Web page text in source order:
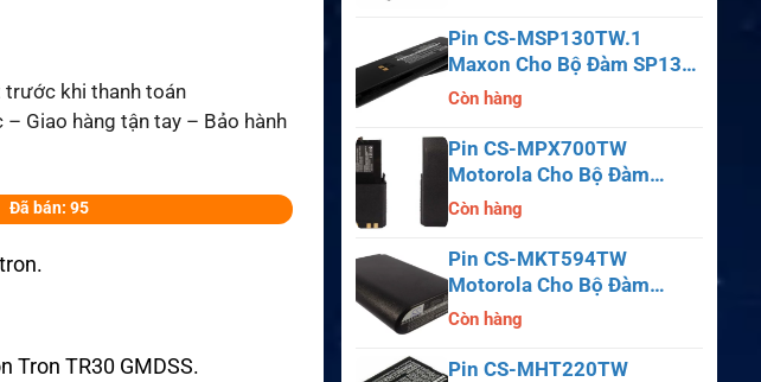
khi thanh toán
Giao hàng tận tay – Bảo hành
Đã bán: 95
Tron TR30 GMDSS.
Pin CS-MSP130TW.1
Maxon Cho Bộ Đàm SP130,
SP140, SP150, SL55
Còn hàng
Pin CS-MPX700TW
Motorola Cho Bộ Đàm
APX6000, APX7000,
APX8000, SRX2200
Còn hàng
Pin CS-MKT594TW
Motorola Cho Bộ Đàm
Astro Saber, MX1000,
Còn hàng
Pin CS-MHT220TW